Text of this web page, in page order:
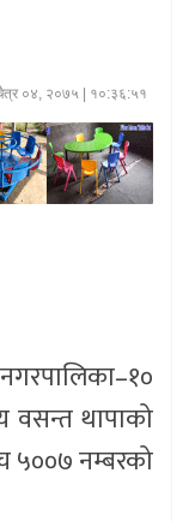
०४, २०७५ | १०:३६:५१
वसन्त थापाको
५००७ नम्बरको